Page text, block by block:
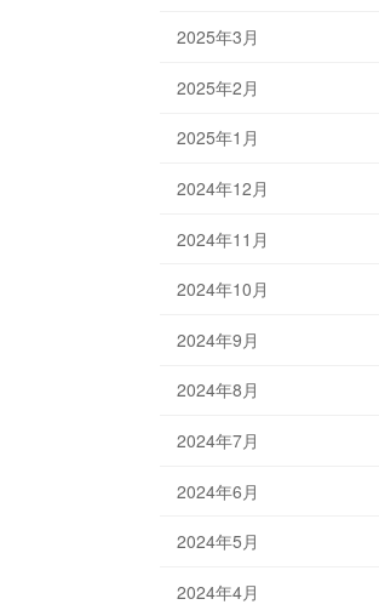
2025年3月
2025年2月
2025年1月
2024年12月
2024年11月
2024年10月
2024年9月
2024年8月
2024年7月
2024年6月
2024年5月
2024年4月